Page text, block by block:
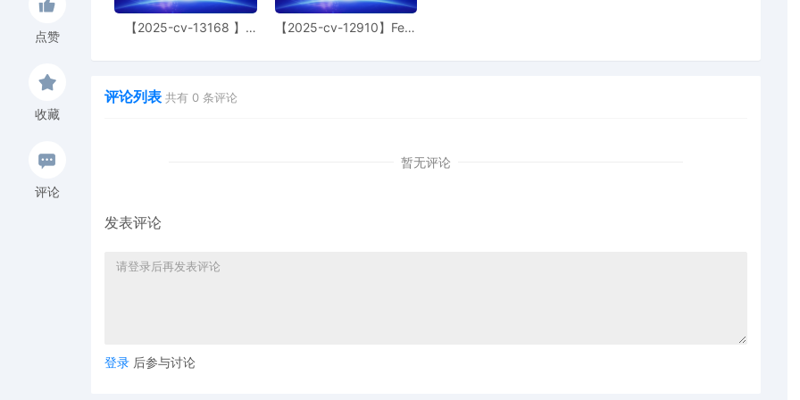
点赞
收藏
评论
【2025-cv-13168 】
【2025-cv-12910】Fear
评论列表 共有 0 条评论
暂无评论
发表评论
登录 后参与讨论